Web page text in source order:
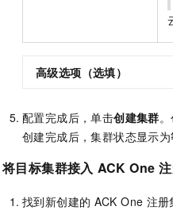
高级选项（选填）
配置完成后，单击创建集群
创建完成后，集群状态显示为
将目标集群接入 ACK One
找到新创建的 ACK One 注册